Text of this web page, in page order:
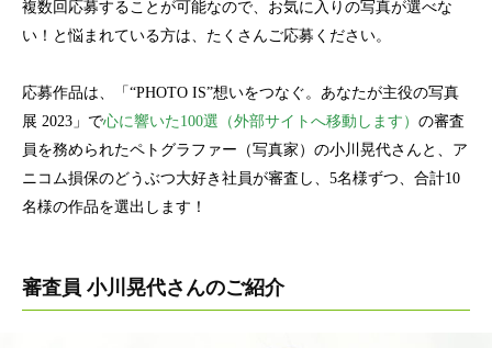
複数回応募することが可能なので、お気に入りの写真が選べな
い！と悩まれている方は、たくさんご応募ください。
応募作品は、「“PHOTO IS”想いをつなぐ。あなたが主役の写真
展 2023」で心に響いた100選（外部サイトへ移動します） の審査
員を務められたペトグラファー（写真家）の小川晃代さんと、ア
ニコム損保のどうぶつ大好き社員が審査し、5名様ずつ、合計10
名様の作品を選出します！
審査員 小川晃代さんのご紹介